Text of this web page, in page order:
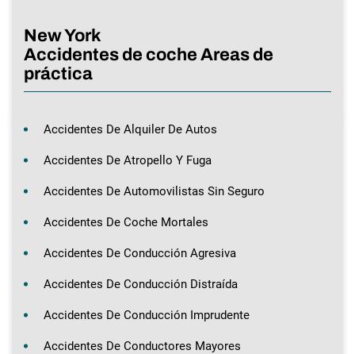
New York
Accidentes de coche Areas de
práctica
Accidentes De Alquiler De Autos
Accidentes De Atropello Y Fuga
Accidentes De Automovilistas Sin Seguro
Accidentes De Coche Mortales
Accidentes De Conducción Agresiva
Accidentes De Conducción Distraída
Accidentes De Conducción Imprudente
Accidentes De Conductores Mayores